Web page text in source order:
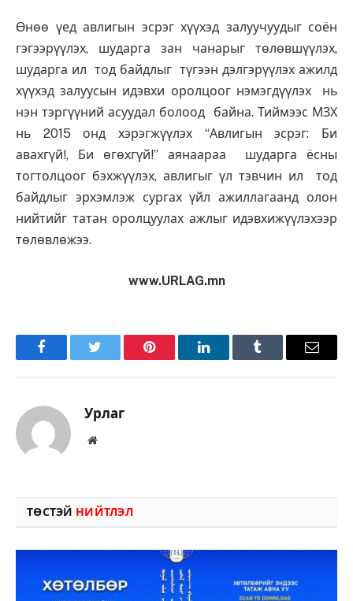
Өнөө үед авлигын эсрэг хүүхэд залуучуудыг соён
гэгээрүүлэх, шударга зан чанарыг төлөвшүүлэх,
шударга ил тод байдлыг түгээн дэлгэрүүлэх ажилд
хүүхэд залуусын идэвхи оролцоог нэмэгдүүлэх нь
нэн тэргүүний асуудал болоод байна. Тиймээс МЗХ
нь 2015 онд хэрэгжүүлэх “Авлигын эсрэг: Би
авахгүй!, Би өгөхгүй!” аянаараа шударга ёсны
тогтолцоог бэхжүүлэх, авлигыг үл тэвчин ил тод
байдлыг эрхэмлэж сургах үйл ажиллагаанд олон
нийтийг татан оролцуулах ажлыг идэвхижүүлэхээр
төлөвлөжээ.
www.URLAG.mn
FacebookTwitter Pinterest LinkedInTumblr Имэйл
Урлаг
Вэбсайт
ТӨСТЭЙ НИЙТЛЭЛ